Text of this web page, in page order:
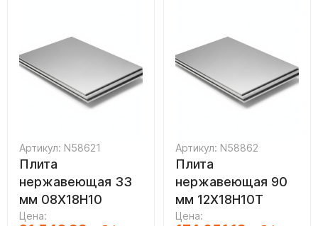
Артикул: N58621
Плита
нержавеющая 33
мм 08Х18Н10
Цена:
Артикул: N58862
Плита
нержавеющая 90
мм 12Х18Н10Т
Цена: